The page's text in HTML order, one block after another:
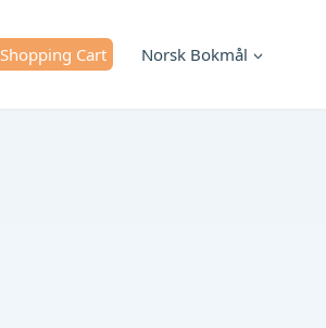
Shopping Cart Norsk Bokmål